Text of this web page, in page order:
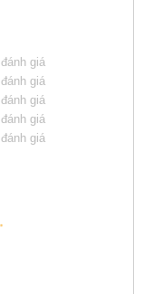
đánh giá
đánh giá
đánh giá
đánh giá
đánh giá